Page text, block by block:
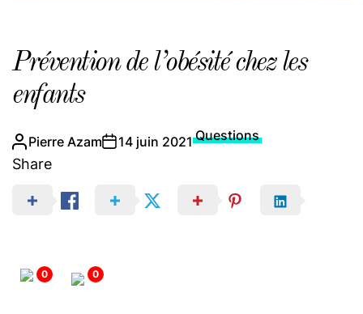
Prévention de l’obésité chez les
enfants
Pierre Azam 14 juin 2021 Questions
Share
0 0